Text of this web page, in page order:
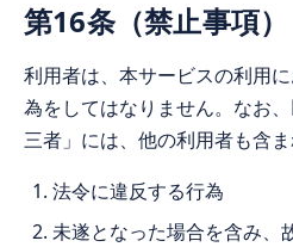
第16条（禁止事項）
利用者は、本サービスの利用
為をしてはなりません。なお
三者」には、他の利用者も含ま
法令に違反する行為
未遂となった場合を含み、